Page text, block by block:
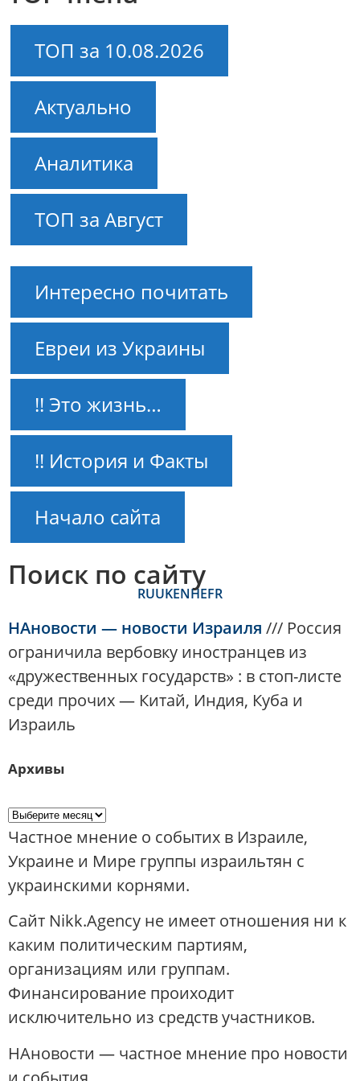
ТОП за 10.08.2026
Актуально
Аналитика
ТОП за Август
Интересно почитать
Евреи из Украины
!! Это жизнь…
!! История и Факты
Начало сайта
Поиск по сайту
RUUKENHEFR
НАновости — новости Израиля /// Россия
ограничила вербовку иностранцев из
«дружественных государств» : в стоп-листе
среди прочих — Китай, Индия, Куба и
Израиль
Архивы
Частное мнение о событих в Израиле,
Украине и Мире группы израильтян с
украинскими корнями.
Сайт Nikk.Agency не имеет отношения ни к
каким политическим партиям,
организациям или группам.
Финансирование проиходит
исключительно из средств участников.
НАновости — частное мнение про новости